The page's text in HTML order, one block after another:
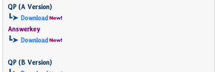
QP (A Version)
┗➤ Download
Answerkey
┗➤ Download
QP (B Version)